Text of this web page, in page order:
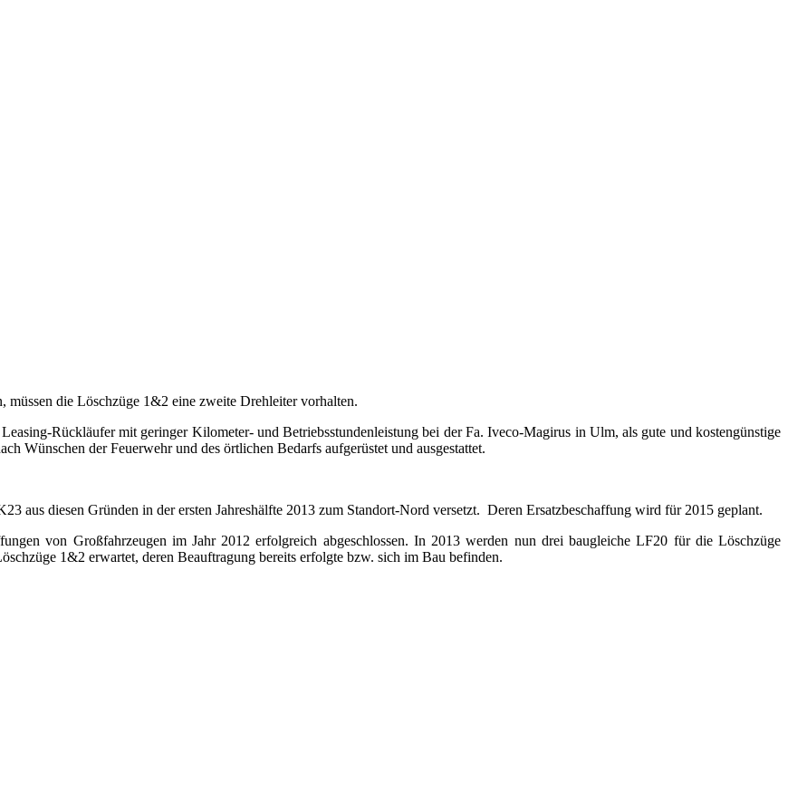
müssen die Löschzüge 1&2 eine zweite Drehleiter vorhalten.
Rückläufer mit geringer Kilometer- und Betriebsstundenleistung bei der Fa. Iveco-Magirus in Ulm, als gute und kostengünstige
Wünschen der Feuerwehr und des örtlichen Bedarfs aufgerüstet und ausgestattet.
aus diesen Gründen in der ersten Jahreshälfte 2013 zum Standort-Nord versetzt. Deren Ersatzbeschaffung wird für 2015 geplant.
von Großfahrzeugen im Jahr 2012 erfolgreich abgeschlossen. In 2013 werden nun drei baugleiche LF20 für die Löschzüge
1&2 erwartet, deren Beauftragung bereits erfolgte bzw. sich im Bau befinden.